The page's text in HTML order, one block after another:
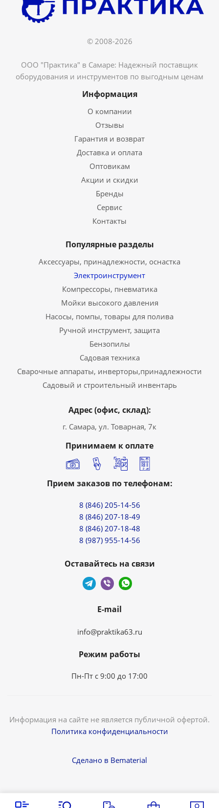
© 2008-2026
ООО "Практика" в Самаре: Надежный поставщик
оборудования и инструментов по выгодным ценам
Информация
О компании
Отзывы
Гарантия и возврат
Доставка и оплата
Оптовикам
Акции и скидки
Бренды
Сервис
Контакты
Популярные разделы
Аксессуары, принадлежности, оснастка
Электроинструмент
Компрессоры, пневматика
Мойки высокого давления
Насосы, помпы, товары для полива
Ручной инструмент, защита
Бензопилы
Садовая техника
Сварочные аппараты, инверторы,принадлежности
Садовый и строительный инвентарь
Адрес (офис, склад):
г. Самара, ул. Товарная, 7к
Принимаем к оплате
Прием заказов по телефонам:
8 (846) 205-14-56
8 (846) 207-18-49
8 (846) 207-18-48
8 (987) 955-14-56
Оставайтесь на связи
E-mail
info@praktika63.ru
Режим работы
Пн-Пт с 9:00 до 17:00
Информация на сайте не является публичной офертой.
Политика конфиденциальности
Сделано в Bematerial